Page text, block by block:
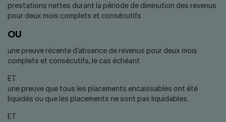
prestations nettes durant la période de diminution des revenus
pour deux mois complets et consécutifs
OU
une preuve récente d’absence de revenus pour deux mois
complets et consécutifs, le cas échéant
ET
une preuve que tous les placements encaissables ont été
liquidés ou que les placements ne sont pas liquidables.
ET